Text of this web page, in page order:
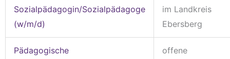
Sozialpädagogin/Sozialpädagoge
(w/m/d)
im Landkreis
Ebersberg
Pädagogische
offene